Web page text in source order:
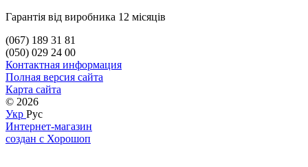
Гарантія від виробника 12 місяців
(067) 189 31 81
(050) 029 24 00
Контактная информация
Полная версия сайта
Карта сайта
© 2026
Укр Рус
Интернет-магазин
создан с Хорошоп